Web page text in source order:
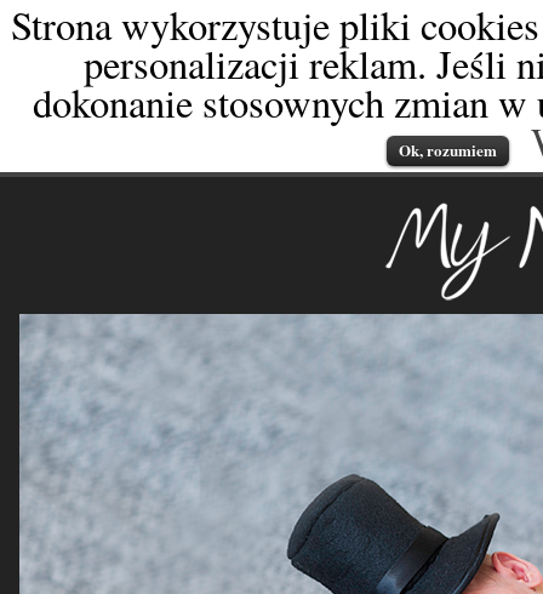
Strona wykorzystuje pliki
personalizacji reklam. Jeśli
dokonanie stosownych zmian
Ok, rozumiem
My Newborn
fotografia od dnia